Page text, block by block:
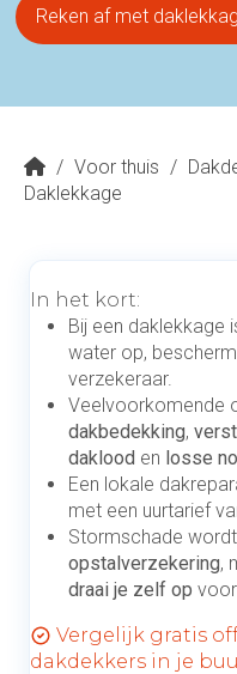
Reken af met
/ Voor thuis /
Daklekkage
In het kort:
Bij een daklekkage
water op,
verzekeraar.
Veelvoorkomende
dakbedekking,
daklood en losse
Een lokale
met een uurtarief
Stormschade
opstalverzekering,
draai je zelf op
Vergelijk gratis
dakdekkers in je